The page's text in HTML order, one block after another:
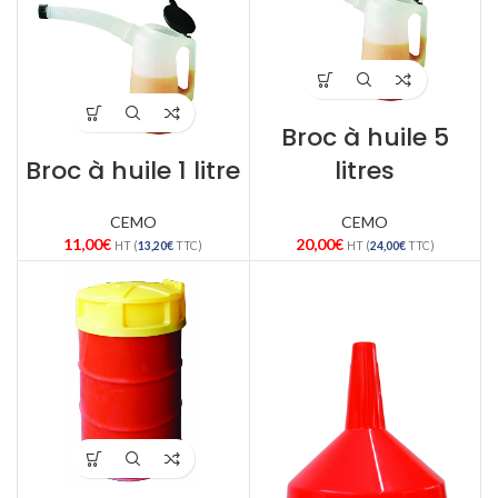
Broc à huile 1 litre
CEMO
11,00€ HT (13,20€TTC)
Broc à huile 5
litres
CEMO
20,00€ HT (24,00€TTC)